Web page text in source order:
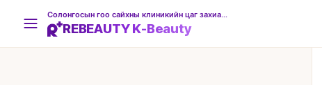
REBEAUTY K-Beauty